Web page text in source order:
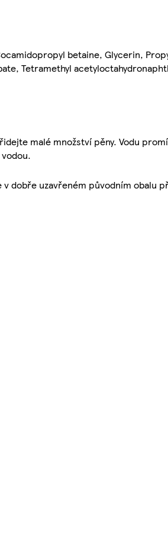
betaine, Glycerin,
Tetramethyl
malé množství pěny. Vodu
dobře uzavřeném původním obalu